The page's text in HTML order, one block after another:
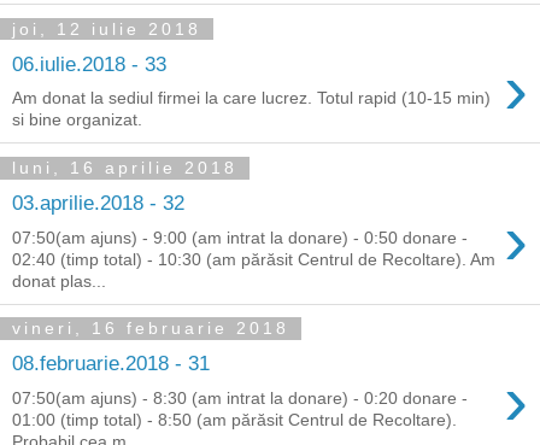
joi, 12 iulie 2018
06.iulie.2018 - 33 ›
Am donat la sediul firmei la care lucrez. Totul rapid (10-15 min)
si bine organizat.
luni, 16 aprilie 2018
03.aprilie.2018 - 32 ›
07:50(am ajuns) - 9:00 (am intrat la donare) - 0:50 donare -
02:40 (timp total) - 10:30 (am părăsit Centrul de Recoltare). Am
donat plas...
vineri, 16 februarie 2018
08.februarie.2018 - 31 ›
07:50(am ajuns) - 8:30 (am intrat la donare) - 0:20 donare -
01:00 (timp total) - 8:50 (am părăsit Centrul de Recoltare).
Probabil cea m...